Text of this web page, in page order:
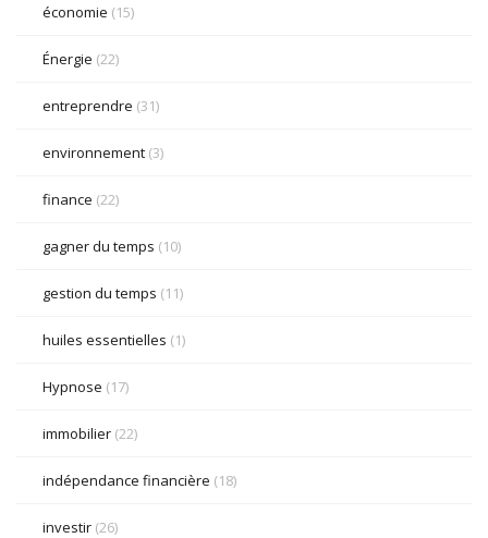
économie (15)
Énergie (22)
entreprendre (31)
environnement (3)
finance (22)
gagner du temps (10)
gestion du temps (11)
huiles essentielles (1)
Hypnose (17)
immobilier (22)
indépendance financière (18)
investir (26)